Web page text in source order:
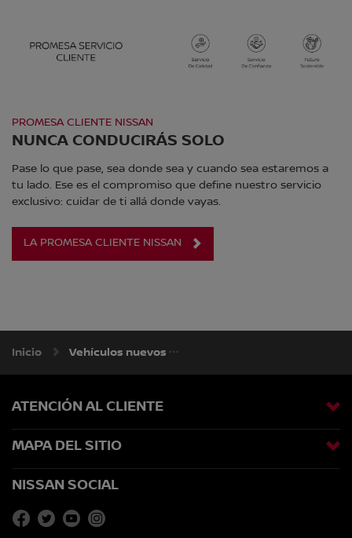
PROMESA CLIENTE NISSAN
NUNCA CONDUCIRÁS SOLO
Pase lo que pase, sea donde sea y cuando sea estaremos a
tu lado. Ese es el compromiso que define nuestro servicio
exclusivo: cuidar de ti allá donde vayas.
LA PROMESA CLIENTE NISSAN
Inicio Vehículos nuevos
ATENCIÓN AL CLIENTE
MAPA DEL SITIO
NISSAN SOCIAL